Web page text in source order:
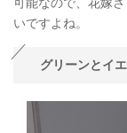
いですよね。
グリーンとイ